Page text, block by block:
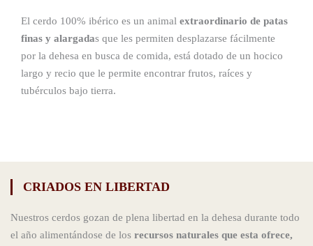
El cerdo 100% ibérico es un animal extraordinario de patas
finas y alargadas que les permiten desplazarse fácilmente
por la dehesa en busca de comida, está dotado de un hocico
largo y recio que le permite encontrar frutos, raíces y
tubérculos bajo tierra.
CRIADOS EN LIBERTAD
Nuestros cerdos gozan de plena libertad en la dehesa durante todo
el año alimentándose de los recursos naturales que esta ofrece,